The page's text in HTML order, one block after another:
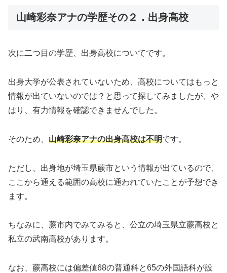
山崎彩奈アナの学歴その２．出身高校
次に二つ目の学歴、出身高校についてです。
出身大学が公表されていないため、高校についてはもっと
情報が出ていないのでは？と思って探してみましたが、や
はり、有力情報を確認できませんでした。
そのため、 山崎彩奈アナの出身高校は不明です。
ただし、出身地が埼玉県蕨市という情報が出ているので、
ここから通える範囲の高校に通われていたことが予想でき
ます。
ちなみに、蕨市内でみてみると、公立の埼玉県立蕨高校と
私立の武南高校があります。
なお、蕨高校には偏差値68の普通科と65の外国語科が設